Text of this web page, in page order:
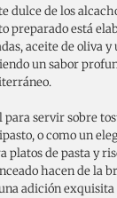
dulce de los
preparado está
aceite de oliva y
un sabor
para servir sobre
o como un
platos de pasta y
hacen de la
adición